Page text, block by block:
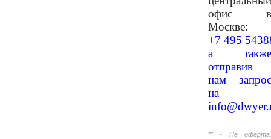
офис в
Москве:
+7 495
а также
отправив
нам запрос
на
** - Не оферта.